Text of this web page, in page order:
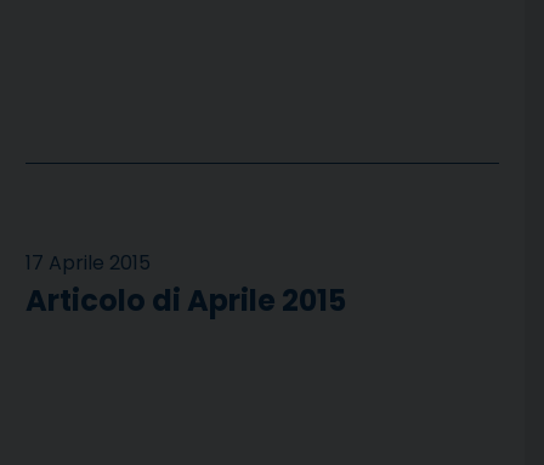
17 Aprile 2015
Articolo di Aprile 2015